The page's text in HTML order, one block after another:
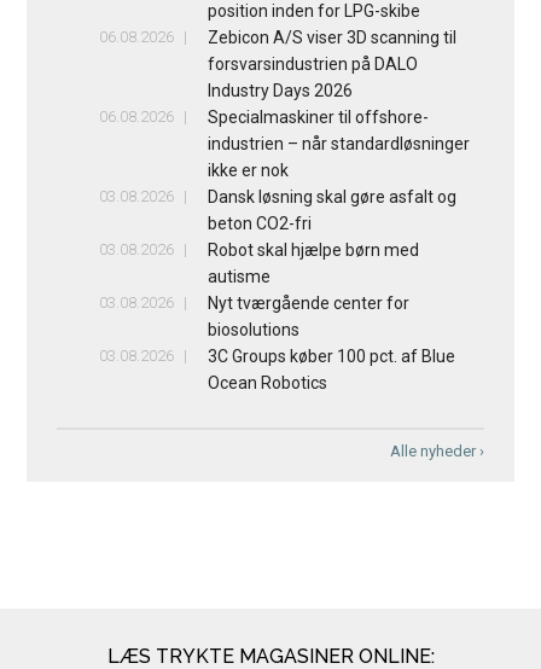
position inden for LPG-skibe
06.08.2026
Zebicon A/S viser 3D scanning til
forsvarsindustrien på DALO
Industry Days 2026
06.08.2026
Specialmaskiner til offshore-
industrien – når standardløsninger
ikke er nok
03.08.2026
Dansk løsning skal gøre asfalt og
beton CO2-fri
03.08.2026
Robot skal hjælpe børn med
autisme
03.08.2026
Nyt tværgående center for
biosolutions
03.08.2026
3C Groups køber 100 pct. af Blue
Ocean Robotics
Alle nyheder ›
LÆS TRYKTE MAGASINER ONLINE: